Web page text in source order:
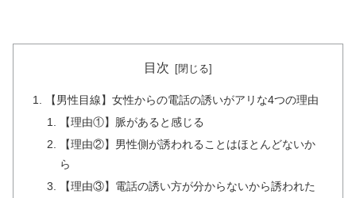
目次
【男性目線】女性からの電話の誘いがアリな4つの理由
【理由①】脈があると感じる
【理由②】男性側が誘われることはほとんどないか
ら
【理由③】電話の誘い方が分からないから誘われた